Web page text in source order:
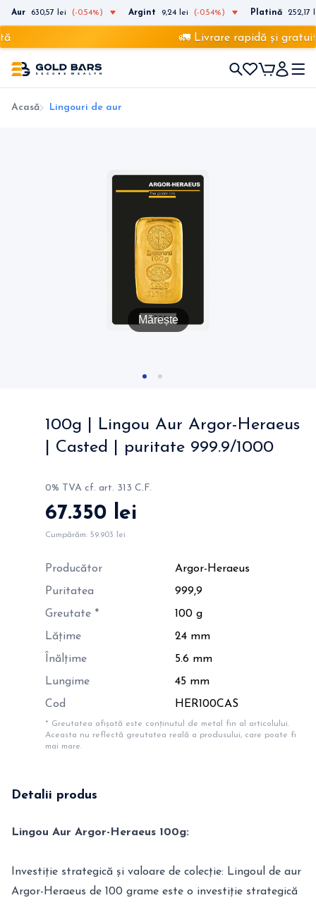
Aur 630,57 lei (-0.54%) Argint 9,24 lei (-0.54%) Platină 252,17
🚛 Livrare rapidă și
Acasă Lingouri de aur
Mărește
100g | Lingou Aur Argor-Heraeus
| Casted | puritate 999.9/1000
0% TVA cf. art. 313 C.F.
67.350 lei
Cumpărăm: 59.903 lei
Producător
Argor-Heraeus
Puritatea
999,9
Greutate *
100 g
Lățime
24 mm
Înălțime
5.6 mm
Lungime
45 mm
Cod
HER100CAS
* Greutatea afișată este conținutul de metal fin al articolului.
Aceasta nu reflectă greutatea reală a produsului, care poate fi
mai mare.
Detalii produs
Lingou Aur Argor-Heraeus 100g:
Investiție strategică și valoare de colecție: Lingoul de aur
Argor-Heraeus de 100 grame este o investiție strategică